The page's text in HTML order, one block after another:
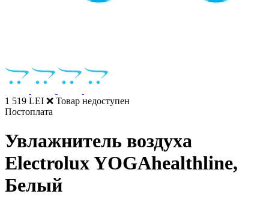
1 519 LEI ❌ Товар недоступен
Постоплата
Увлажнитель воздуха
Electrolux YOGAhealthline,
Белый